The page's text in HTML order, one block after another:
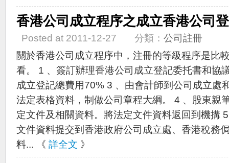
香港公司成立程序之成立香港公司
Posted at 2011-12-27 分類： 公司註冊
關於香港公司成立程序中，注冊的等級程序是比
看。 1 、簽訂辦理香港公司成立登記委托書和協
成立登記總費用70% 3 、由會計師到公司成立處
法定表格資料，制做公司章程大綱。 4 、股東親
定文件及相關資料。將法定文件資料返回到機搆
文件資料提交到香港政府公司成立處、香港稅務
料... 《 詳全文 》